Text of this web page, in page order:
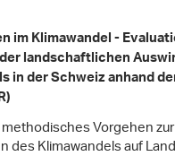
im Klimawandel -
landschaftlichen
in der Schweiz anhand
Vorgehen
des Klimawandels auf